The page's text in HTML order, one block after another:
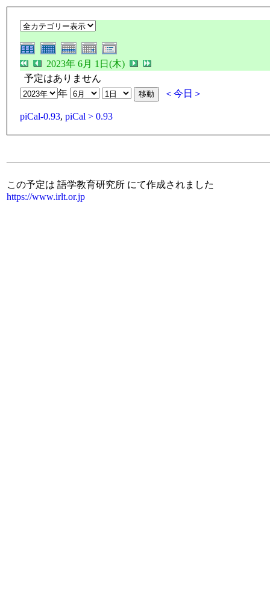
2023年 6月 1日(木)
予定はありません
年
＜今日＞
piCal-0.93, piCal > 0.93
この予定は 語学教育研究所 にて作成されました
https://www.irlt.or.jp